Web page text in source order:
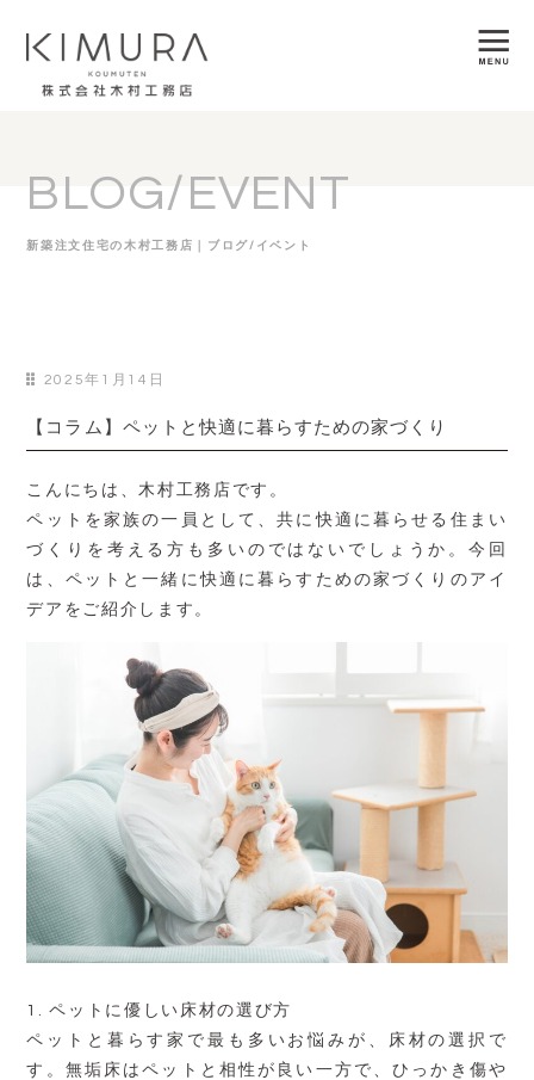
BLOG/EVENT
新築注文住宅の木村工務店｜ブログ/イベント
2025年1月14日
【コラム】ペットと快適に暮らすための家づくり
こんにちは、木村工務店です。
ペットを家族の一員として、共に快適に暮らせる住まい
づくりを考える方も多いのではないでしょうか。今回
は、ペットと一緒に快適に暮らすための家づくりのアイ
デアをご紹介します。
1.ペットに優しい床材の選び方
ペットと暮らす家で最も多いお悩みが、床材の選択で
す。無垢床はペットと相性が良い一方で、ひっかき傷や